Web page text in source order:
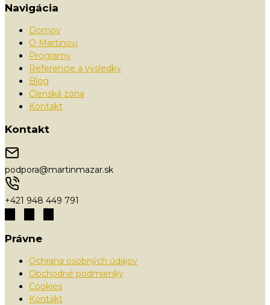
Navigácia
Domov
O Martinovi
Programy
Referencie a výsledky
Blog
Členská zóna
Kontakt
Kontakt
podpora@martinmazar.sk
+421 948 449 791
Právne
Ochrana osobných údajov
Obchodné podmienky
Cookies
Kontakt